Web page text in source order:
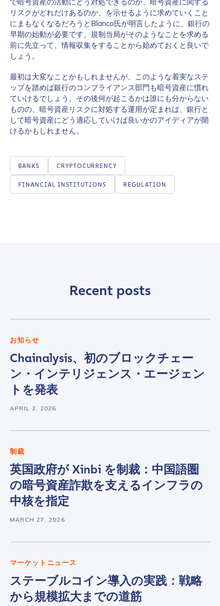
リスクがどれだけあるのか、を示せるように求めていくこと
にまもなくなるだろうとBlanco氏が明言したように、銀行の
早期の始動が必要です。規制当局がそのようなことを求める
前に先立って、情報収集をすることから始めておくと良いで
しょう。
最初は大変なことかもしれませんが、このような着実なステ
ップを踏めば銀行のコンプライアンス部門も暗号資産に慣れ
ていけるでしょう。その後何が起こるかは誰にも分からない
ものの、暗号資産リスクに対処する運用が定まれば、銀行と
して暗号資産にどう適応していけば良いかのアイディアが開
けるかもしれません。
BANKS CRYPTOCURRENCY
FINANCIAL INSTITUTIONS REGULATION
Recent posts
お知らせ
Chainalysis、初のブロックチェー
ン・インテリジェンス・エージェン
トを発表
APRIL 2, 2026
制裁
英国政府が Xinbi を制裁：中国語圏
の暗号資産詐欺を支えるインフラの
中核を指定
MARCH 27, 2026
マーケットニュース
ステーブルコイン導入の実践：戦略
から規模拡大までの道筋